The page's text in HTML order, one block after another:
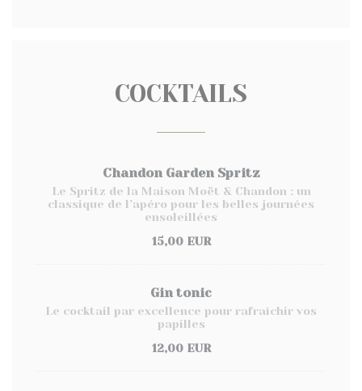
COCKTAILS
Chandon Garden Spritz
Le Spritz de la Maison Moët & Chandon : un
classique de l’apéro pour les belles journées
ensoleillées
15,00 EUR
Gin tonic
Le cocktail par excellence pour rafraîchir vos
papilles
12,00 EUR